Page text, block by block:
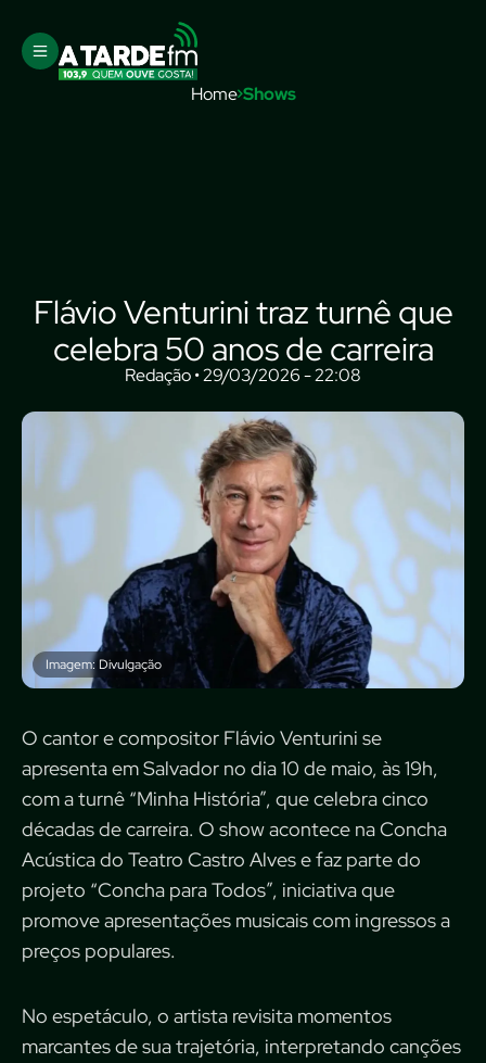
Home Shows
Flávio Venturini traz turnê que
celebra 50 anos de carreira
Redação • 29/03/2026 - 22:08
Imagem: Divulgação
O cantor e compositor Flávio Venturini se
apresenta em Salvador no dia 10 de maio, às 19h,
com a turnê “Minha História”, que celebra cinco
décadas de carreira. O show acontece na Concha
Acústica do Teatro Castro Alves e faz parte do
projeto “Concha para Todos”, iniciativa que
promove apresentações musicais com ingressos a
preços populares.
No espetáculo, o artista revisita momentos
marcantes de sua trajetória, interpretando canções